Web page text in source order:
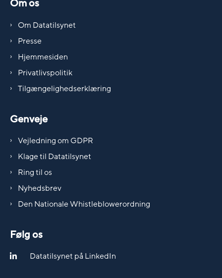
Om os
Om Datatilsynet
Presse
Hjemmesiden
Privatlivspolitik
Tilgængelighedserklæring
Genveje
Vejledning om GDPR
Klage til Datatilsynet
Ring til os
Nyhedsbrev
Den Nationale Whistleblowerordning
Følg os
Datatilsynet på LinkedIn